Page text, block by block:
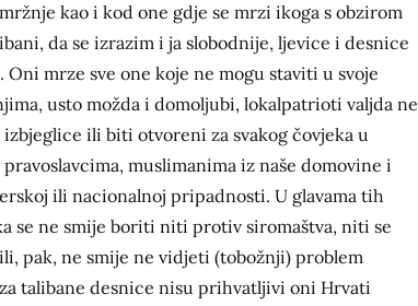
kao i kod one gdje se mrzi ikoga s obzirom
da se izrazim i ja slobodnije, ljevice i desnice
mrze sve one koje ne mogu staviti u svoje
usto možda i domoljubi, lokalpatrioti valjda ne
ili biti otvoreni za svakog čovjeka u
muslimanima iz naše domovine i
ili nacionalnoj pripadnosti. U glavama tih
se ne smije boriti niti protiv siromaštva, niti se
pak, ne smije ne vidjeti (tobožnji) problem
talibane desnice nisu prihvatljivi oni Hrvati